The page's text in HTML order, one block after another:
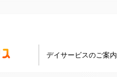
デイサービスのご案内